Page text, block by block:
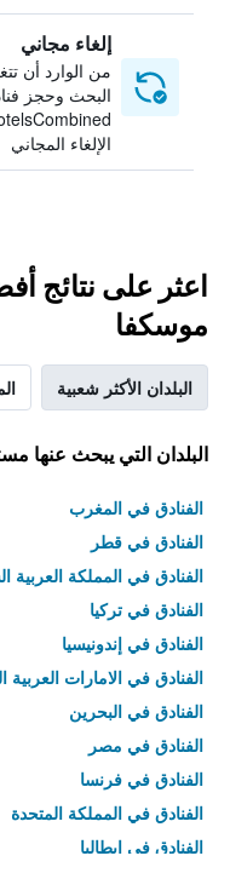
إلغاء مجاني
من الوارد أن
البحث وحجز
الإلغاء المجاني
اعثر على نتائج
موسكفا
البلدان الأكثر شعبية
البلدان التي يبحث عنها
الفنادق في المغرب
الفنادق في قطر
الفنادق في المملكة العربية
الفنادق في تركيا
الفنادق في إندونيسيا
الفنادق في الامارات العربية
الفنادق في البحرين
الفنادق في مصر
الفنادق في فرنسا
الفنادق في المملكة المتحدة
الفنادق في إيطاليا